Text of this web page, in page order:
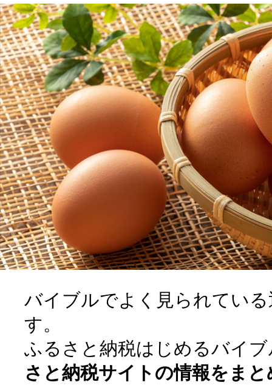
よく見られている返礼品
寄付上限額シミュレーション
バイブルでよく見られてい
す。
ふるさと納税はじめるバイ
さと納税サイトの情報をまと